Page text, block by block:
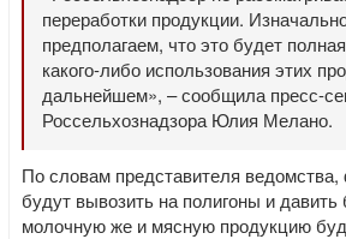
переработки продукции.
предполагаем, что это будет
какого-либо использования этих
дальнейшем», – сообщила пресс-
Россельхознадзора Юлия Мелано.
По словам представителя
будут вывозить на полигоны и
молочную же и мясную продукцию